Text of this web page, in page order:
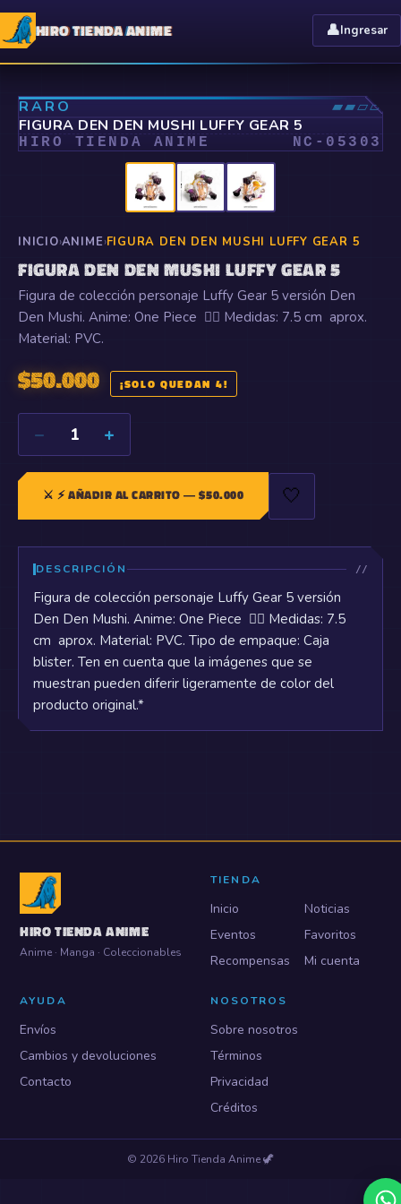
HIRO TIENDA ANIME 👤Ingresar
RARO ▰▰▱▱
⤢
FIGURA DEN DEN MUSHI LUFFY GEAR 5
HIRO TIENDA ANIME NC- 05303
INICIO›ANIME›FIGURA DEN DEN MUSHI LUFFY GEAR 5
FIGURA DEN DEN MUSHI LUFFY GEAR 5
Figura de colección personaje Luffy Gear 5 versión Den
Den Mushi. Anime: One Piece 🏴‍☠️ Medidas: 7.5 cm aprox.
Material: PVC.
$50.000 ¡SOLO QUEDAN 4!
− 1 +
⚔️⚡ AÑADIR AL CARRITO — $50.000 🤍
DESCRIPCIÓN
Figura de colección personaje Luffy Gear 5 versión
Den Den Mushi. Anime: One Piece 🏴‍☠️ Medidas: 7.5
cm aprox. Material: PVC. Tipo de empaque: Caja
blister. Ten en cuenta que la imágenes que se
muestran pueden diferir ligeramente de color del
producto original.*
HIRO TIENDA ANIME
Anime · Manga · Coleccionables
TIENDA
Inicio
Noticias
Eventos
Favoritos
Recompensas
Mi cuenta
AYUDA
Envíos
Cambios y devoluciones
Contacto
NOSOTROS
Sobre nosotros
Términos
Privacidad
Créditos
© 2026 Hiro Tienda Anime🦖